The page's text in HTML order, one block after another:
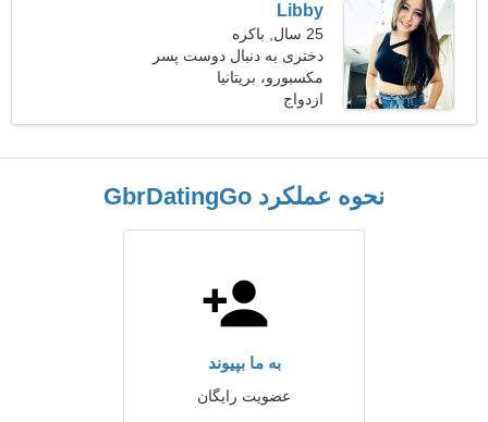
Libby
25 سال, باکره
دختری به دنبال دوست پسر
مکسبورو، بریتانیا
ازدواج
نحوه عملکرد GbrDatingGo
به ما بپیوند
عضویت رایگان